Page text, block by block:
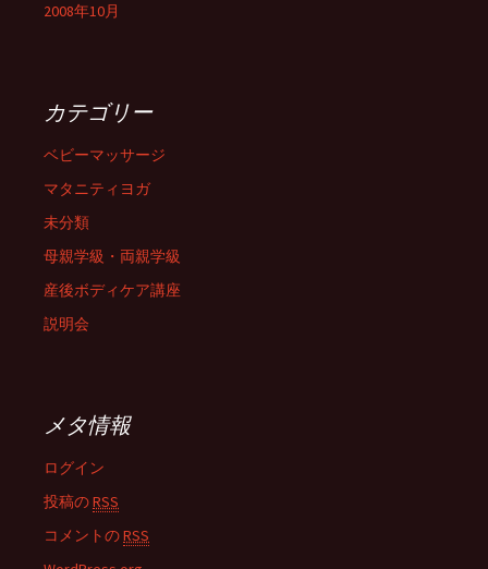
2008年10月
カテゴリー
ベビーマッサージ
マタニティヨガ
未分類
母親学級・両親学級
産後ボディケア講座
説明会
メタ情報
ログイン
投稿のRSS
コメントのRSS